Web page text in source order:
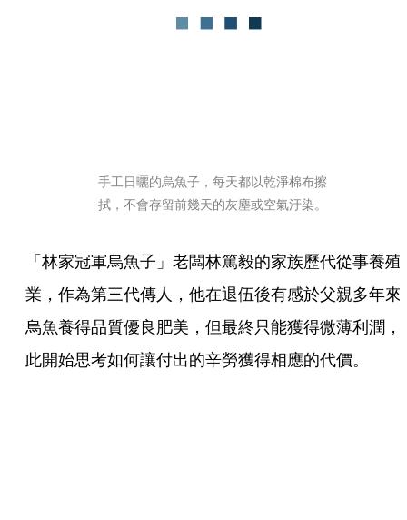
手工日曬的烏魚子，每天都以乾淨棉布擦
拭，不會存留前幾天的灰塵或空氣汙染。
「林家冠軍烏魚子」老闆林篤毅的家族歷代從事養殖
業，作為第三代傳人，他在退伍後有感於父親多年來
烏魚養得品質優良肥美，但最終只能獲得微薄利潤，
此開始思考如何讓付出的辛勞獲得相應的代價。